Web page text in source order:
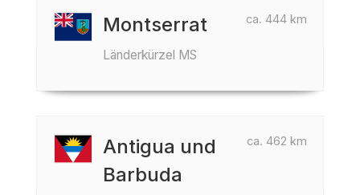
ca. 444 km
Montserrat
Länderkürzel MS
ca. 462 km
Antigua und
Barbuda